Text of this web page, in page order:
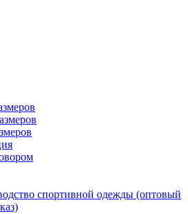
спортивной одежды (оптовый